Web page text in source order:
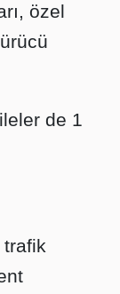
özel
de 1
trafik